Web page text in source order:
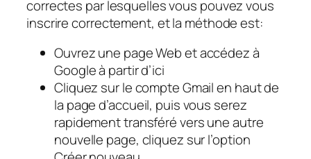
correctes par lesquelles vous pouvez vous
inscrire correctement, et la méthode est:
Ouvrez une page Web et accédez à
Google à partir d’ici
Cliquez sur le compte Gmail en haut de
la page d’accueil, puis vous serez
rapidement transféré vers une autre
nouvelle page, cliquez sur l’option